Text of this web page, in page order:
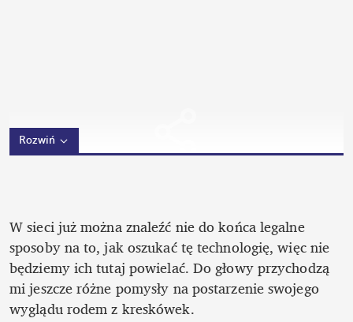
Rozwiń
W sieci już można znaleźć nie do końca legalne
sposoby na to, jak oszukać tę technologię, więc nie
będziemy ich tutaj powielać. Do głowy przychodzą
mi jeszcze różne pomysły na postarzenie swojego
wyglądu rodem z kreskówek.